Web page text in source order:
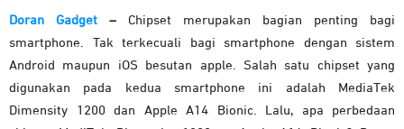
Doran Gadget – Chipset merupakan bagian penting bagi
smartphone. Tak terkecuali bagi smartphone dengan sistem
Android maupun iOS besutan apple. Salah satu chipset yang
digunakan pada kedua smartphone ini adalah MediaTek
Dimensity 1200 dan Apple A14 Bionic. Lalu, apa perbedaan